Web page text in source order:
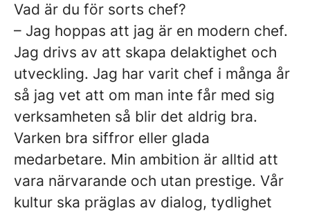
Vad är du för sorts chef?
– Jag hoppas att jag är en modern chef.
Jag drivs av att skapa delaktighet och
utveckling. Jag har varit chef i många år
så jag vet att om man inte får med sig
verksamheten så blir det aldrig bra.
Varken bra siffror eller glada
medarbetare. Min ambition är alltid att
vara närvarande och utan prestige. Vår
kultur ska präglas av dialog, tydlighet